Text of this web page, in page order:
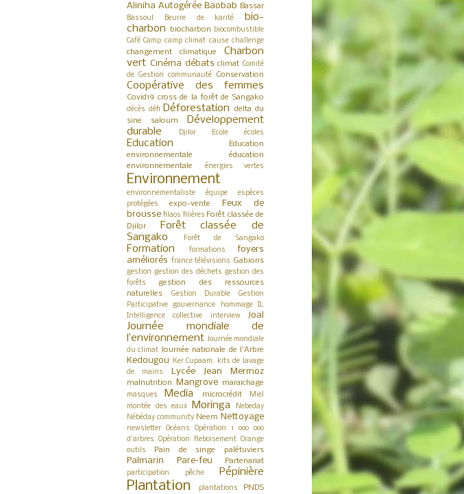
Aliniha Autogérée Baobab Bassar
Bassoul Beurre de karité
bio-
charbon
biocharbon biocombustible
Café Camp camp climat cause challenge
changement climatique
Charbon
vert Cinéma débats climat Comité
de Gestion
communauté Conservation
Coopérative des femmes
Covid19 cross de la forêt de Sangako
décès défi Déforestation
delta du
sine saloum
Développement
durable
Djilor Ecole écoles
Education
Education
environnementale
éducation
environnementale
énergies vertes
Environnement
environnementaliste équipe
espèces
protégées
expo-vente
Feux de
brousse filaos filières Forêt classée de
Djilor
Forêt classée de
Sangako
Forêt de Sangako
Formation formations
foyers
améliorés france télévisions Gabions
gestion gestion des déchets gestion des
forêts
gestion des ressources
naturelles
Gestion Durable
Gestion
Participative
gouvernance hommage
IL
Intelligence collective
interview Joal
Journée mondiale de
l’environnement Journée mondiale
du climat Journée nationale de l'Arbre
Kedougou Ker Cupaam.
kits de lavage
de mains
Lycée Jean Mermoz
malnutrition Mangrove maraichage
masques Media microcrédit
Miel
montée des eaux
Moringa
Nebeday
Nébéday community Neem Nettoyage
newsletter Océans
Opération 1 000 000
d'arbres
Opération Reboisement Orange
outils
Pain de singe palétuviers
Palmarin Pare-feu Partenariat
participation pêche Pépinière
Plantation plantations
PNDS